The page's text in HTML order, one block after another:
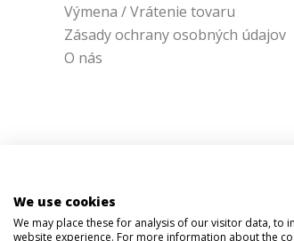
Výmena / Vrátenie tovaru
Zásady ochrany osobných údajov
O nás
We use cookies
We may place these for analysis of our visitor data,
website experience. For more information about the